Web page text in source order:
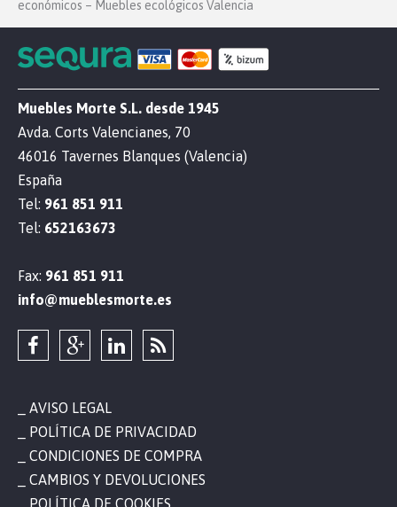
económicos – Muebles ecológicos Valencia
Muebles Morte S.L. desde 1945
Avda. Corts Valencianes, 70
46016 Tavernes Blanques (Valencia)
España
Tel: 961 851 911
Tel: 652163673
Fax: 961 851 911
info@mueblesmorte.es
AVISO LEGAL
POLÍTICA DE PRIVACIDAD
CONDICIONES DE COMPRA
CAMBIOS Y DEVOLUCIONES
POLÍTICA DE COOKIES